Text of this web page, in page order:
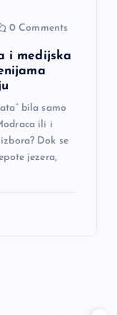
0 Comments
i medijska
bila samo
ili i
Dok se
jezera,